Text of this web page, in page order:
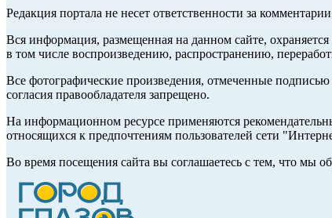
Редакция портала не несет ответственности за
Вся информация, размещенная на данном сайте,
в том числе воспроизведению, распространению,
Все фотографические произведения, отмеченные подписью
согласия правообладателя запрещено.
На информационном ресурсе применяются
относящихся к предпочтениям пользователей сети
Во время посещения сайта вы соглашаетесь с тем, что мы